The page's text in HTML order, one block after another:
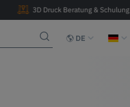
3D Druck Beratung & Schulung
DE